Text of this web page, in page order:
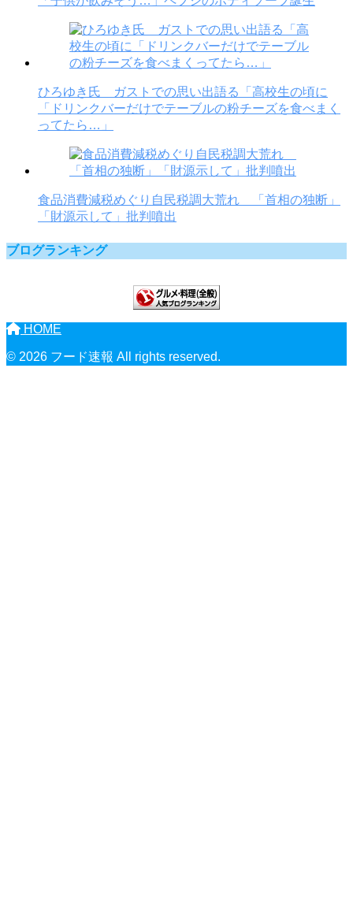
ひろゆき氏 ガストでの思い出語る「高校生の頃に
「ドリンクバーだけでテーブルの粉チーズを食べまく
ってたら…」
食品消費減税めぐり自民税調大荒れ 「首相の独断」
「財源示して」批判噴出
ブログランキング
HOME
© 2026 フード速報 All rights reserved.